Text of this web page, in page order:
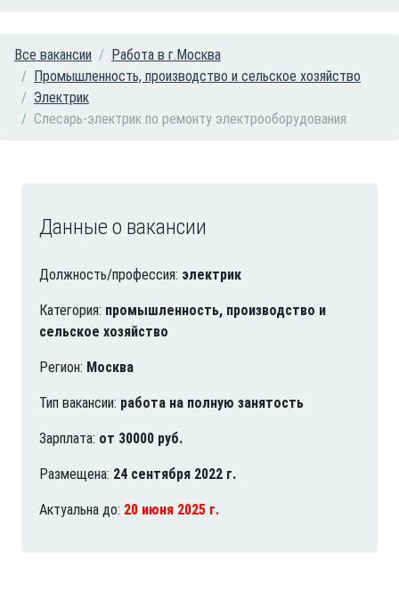
Все вакансии
Работа в г.Москва
Промышленность, производство и сельское хозяйство
Электрик
Слесарь-электрик по ремонту электрооборудования
Данные о вакансии
Должность/профессия: электрик
Категория: промышленность, производство и
сельское хозяйство
Регион: Москва
Тип вакансии: работа на полную занятость
Зарплата: от 30000 руб.
Размещена: 24 сентября 2022 г.
Актуальна до: 20 июня 2025 г.